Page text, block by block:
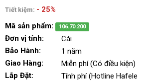
Tiết kiệm: - 25%
Mã sản phẩm:
106.70.200
Đơn vị tính:
Cái
Bảo Hành:
1 năm
Giao Hàng:
Miễn phí (Có điều kiện)
Lắp Đặt:
Tính phí (Hotline Hafele